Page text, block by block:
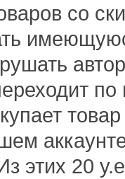
со
этих 20